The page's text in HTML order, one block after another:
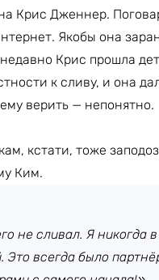
Крис Дженнер.
Якобы она
недавно Крис прошла
к сливу, и она
верить — непонятно.
кстати, тоже
Ким.
не сливал. Я никогда
Это всегда было